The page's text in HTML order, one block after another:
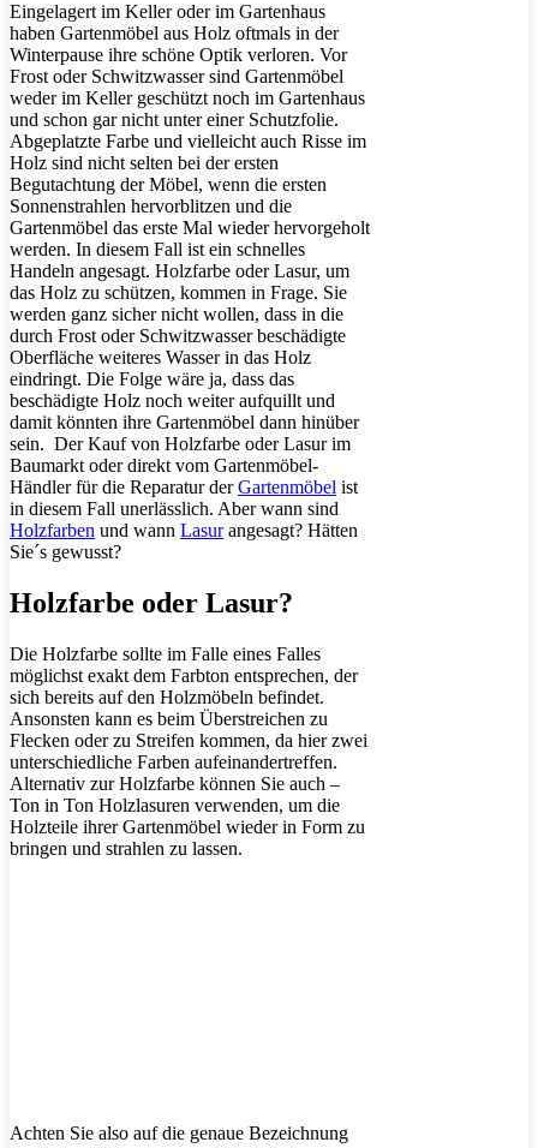
Eingelagert im Keller oder im Gartenhaus
haben Gartenmöbel aus Holz oftmals in der
Winterpause ihre schöne Optik verloren. Vor
Frost oder Schwitzwasser sind Gartenmöbel
weder im Keller geschützt noch im Gartenhaus
und schon gar nicht unter einer Schutzfolie.
Abgeplatzte Farbe und vielleicht auch Risse im
Holz sind nicht selten bei der ersten
Begutachtung der Möbel, wenn die ersten
Sonnenstrahlen hervorblitzen und die
Gartenmöbel das erste Mal wieder hervorgeholt
werden. In diesem Fall ist ein schnelles
Handeln angesagt. Holzfarbe oder Lasur, um
das Holz zu schützen, kommen in Frage. Sie
werden ganz sicher nicht wollen, dass in die
durch Frost oder Schwitzwasser beschädigte
Oberfläche weiteres Wasser in das Holz
eindringt. Die Folge wäre ja, dass das
beschädigte Holz noch weiter aufquillt und
damit könnten ihre Gartenmöbel dann hinüber
sein. Der Kauf von Holzfarbe oder Lasur im
Baumarkt oder direkt vom Gartenmöbel-
Händler für die Reparatur derGartenmöbel ist
in diesem Fall unerlässlich. Aber wann sind
Holzfarben und wann Lasurangesagt? Hätten
Sie´s gewusst?
Holzfarbe oder Lasur?
Die Holzfarbe sollte im Falle eines Falles
möglichst exakt dem Farbton entsprechen, der
sich bereits auf den Holzmöbeln befindet.
Ansonsten kann es beim Überstreichen zu
Flecken oder zu Streifen kommen, da hier zwei
unterschiedliche Farben aufeinandertreffen.
Alternativ zur Holzfarbe können Sie auch –
Ton in Ton Holzlasuren verwenden, um die
Holzteile ihrer Gartenmöbel wieder in Form zu
bringen und strahlen zu lassen.
Achten Sie also auf die genaue Bezeichnung